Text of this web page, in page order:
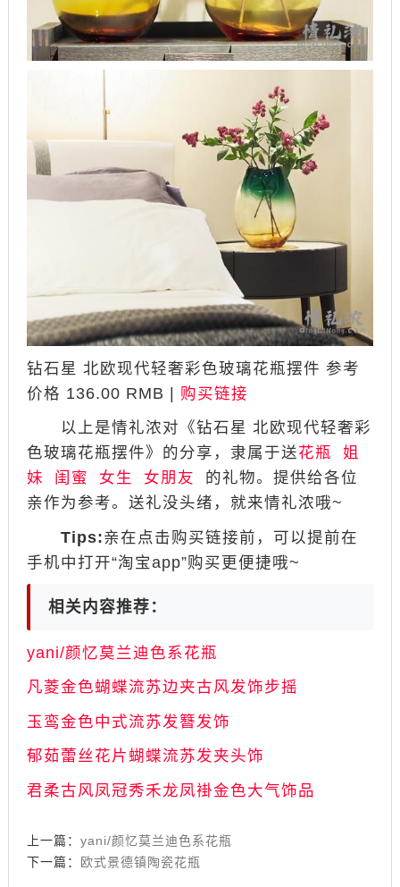
钻石星 北欧现代轻奢彩色玻璃花瓶摆件 参考
价格 136.00 RMB | 购买链接
以上是情礼浓对《钻石星 北欧现代轻奢彩
色玻璃花瓶摆件》的分享，隶属于送花瓶
姐
妹
闺蜜 女生 女朋友 的礼物。提供给各位
亲作为参考。送礼没头绪，就来情礼浓哦~
Tips:亲在点击购买链接前，可以提前在
手机中打开“淘宝app”购买更便捷哦~
相关内容推荐：
yani/颜忆莫兰迪色系花瓶
凡菱金色蝴蝶流苏边夹古风发饰步摇
玉鸾金色中式流苏发簪发饰
郁茹蕾丝花片蝴蝶流苏发夹头饰
君柔古风凤冠秀禾龙凤褂金色大气饰品
上一篇： yani/颜忆莫兰迪色系花瓶
下一篇：
欧式景德镇陶瓷花瓶